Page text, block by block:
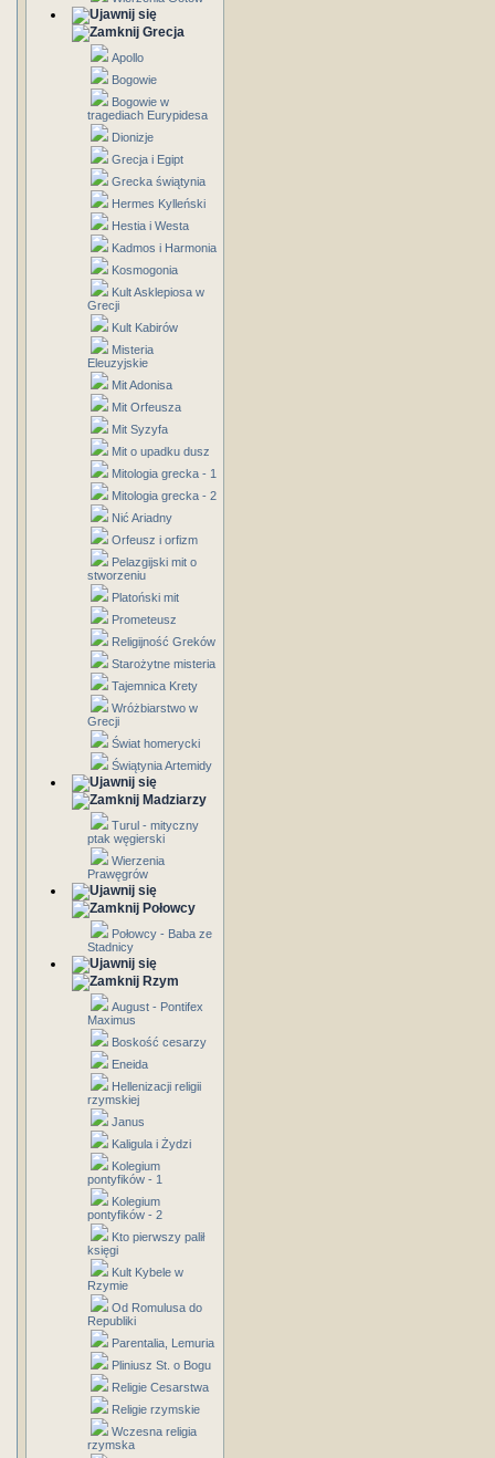
Grecja
Apollo
Bogowie
Bogowie w
tragediach Eurypidesa
Dionizje
Grecja i Egipt
Grecka świątynia
Hermes Kylleński
Hestia i Westa
Kadmos i Harmonia
Kosmogonia
Kult Asklepiosa w
Grecji
Kult Kabirów
Misteria
Eleuzyjskie
Mit Adonisa
Mit Orfeusza
Mit Syzyfa
Mit o upadku dusz
Mitologia grecka - 1
Mitologia grecka - 2
Nić Ariadny
Orfeusz i orfizm
Pelazgijski mit o
stworzeniu
Platoński mit
Prometeusz
Religijność Greków
Starożytne misteria
Tajemnica Krety
Wróżbiarstwo w
Grecji
Świat homerycki
Świątynia Artemidy
Madziarzy
Turul - mityczny
ptak węgierski
Wierzenia
Prawęgrów
Połowcy
Połowcy - Baba ze
Stadnicy
Rzym
August - Pontifex
Maximus
Boskość cesarzy
Eneida
Hellenizacji religii
rzymskiej
Janus
Kaligula i Żydzi
Kolegium
pontyfików - 1
Kolegium
pontyfików - 2
Kto pierwszy palił
księgi
Kult Kybele w
Rzymie
Od Romulusa do
Republiki
Parentalia, Lemuria
Pliniusz St. o Bogu
Religie Cesarstwa
Religie rzymskie
Wczesna religia
rzymska